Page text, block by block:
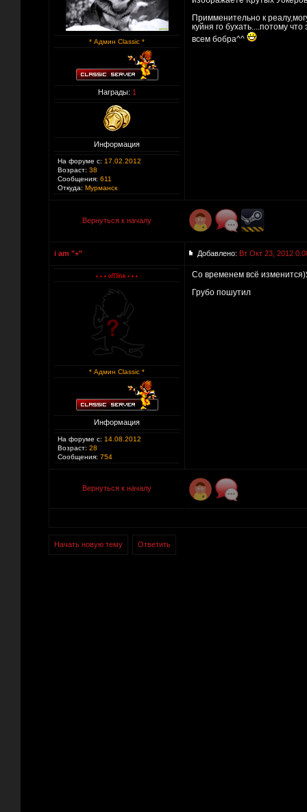
* Админ Classic *
Награды: 1
Информация
На форуме с: 17.02.2012
Возраст: 38
Сообщения: 611
Откуда: Мурманск
Примменительно к
куйня го бухать....потому
всем бобра^^
Вернуться к началу
i am "+" Добавлено: Вт Окт 23, 2012
* Админ Classic *
Информация
На форуме с: 14.08.2012
Возраст: 28
Сообщения: 754
Со временем всё
Грубо пошутил
Вернуться к началу
Начать новую тему Ответить